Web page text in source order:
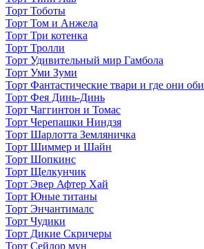
Торт Тоботы
Торт Том и Анжела
Торт Три котенка
Торт Тролли
Торт Удивительный мир Гамбола
Торт Уми Зуми
Торт Фантастические твари и где они
Торт Фея Динь-Динь
Торт Чаггинтон и Томас
Торт Черепашки Ниндзя
Торт Шарлотта Земляничка
Торт Шиммер и Шайн
Торт Шопкинс
Торт Щелкунчик
Торт Эвер Афтер Хай
Торт Юные титаны
Торт Энчантималс
Торт Чудики
Торт Дикие Скричеры
Торт Сейлор мун